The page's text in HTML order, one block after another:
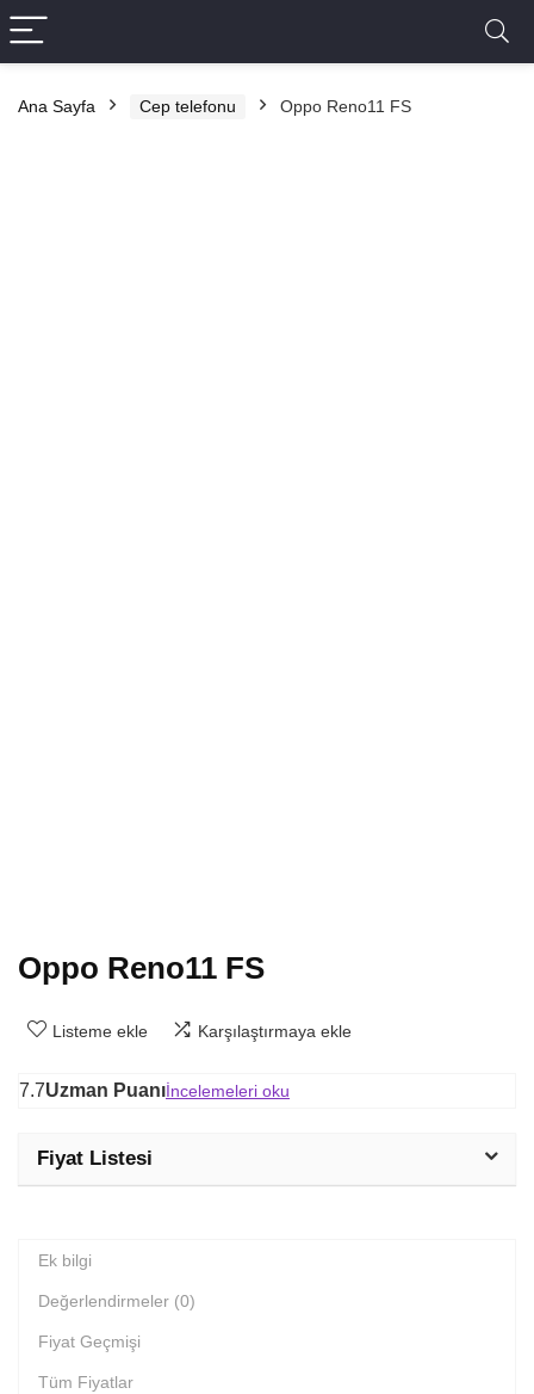
Ana Sayfa Cep telefonu Oppo Reno11 FS
Oppo Reno11 FS
Listeme ekle Karşılaştırmaya ekle
7.7Uzman Puanıİncelemeleri oku
Fiyat Listesi
Ek bilgi
Değerlendirmeler (0)
Fiyat Geçmişi
Tüm Fiyatlar